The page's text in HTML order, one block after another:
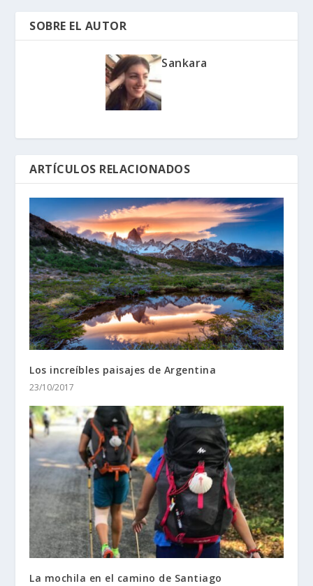
SOBRE EL AUTOR
Sankara
ARTÍCULOS RELACIONADOS
Los increíbles paisajes de Argentina
23/10/2017
La mochila en el camino de Santiago